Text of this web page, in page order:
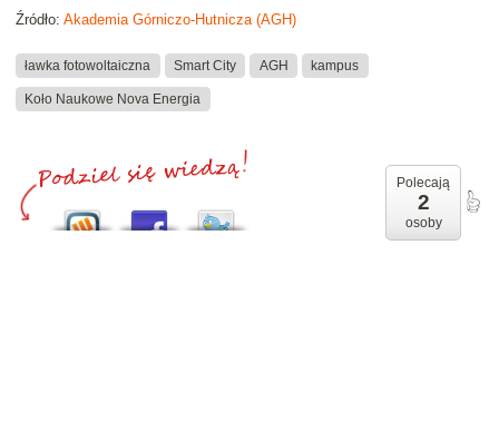
Źródło: Akademia Górniczo-Hutnicza (AGH)
ławka fotowoltaiczna Smart City AGH kampus
Koło Naukowe Nova Energia
Polecają
2
osoby